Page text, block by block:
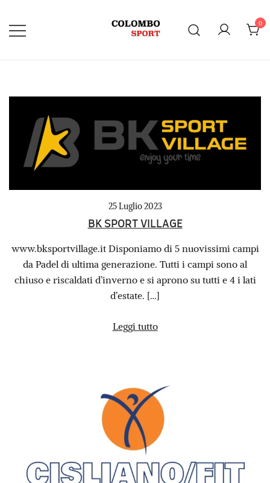
contenuto
0
25 Luglio 2023
BK SPORT VILLAGE
www.bksportvillage.it Disponiamo di 5 nuovissimi campi
da Padel di ultima generazione. Tutti i campi sono al
chiuso e riscaldati d’inverno e si aprono su tutti e 4 i lati
d’estate. […]
Leggi tutto